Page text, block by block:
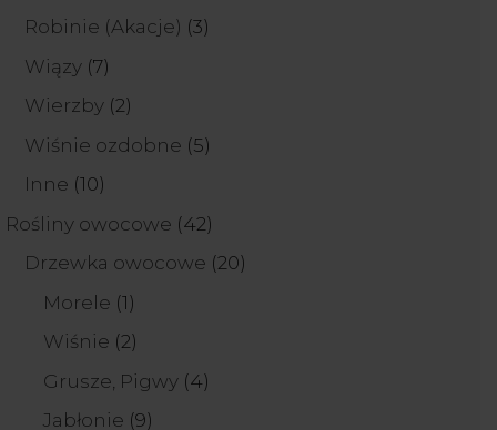
produkty
Robinie (Akacje) 33
Wiązy 77
produktów
Wierzby 22
produkty
Wiśnie ozdobne 55
Inne 1010
produktów
Rośliny owocowe 4242
produkty
Drzewka owocowe 2020
Morele 11
produkt
Wiśnie 22
produkty
Grusze, Pigwy 44
Jabłonie 99